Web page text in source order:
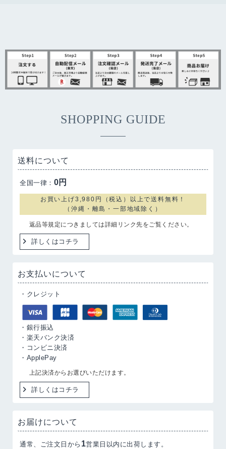
SHOPPING GUIDE
送料について
全国一律： 0円
お買い上げ3,980円（税込）以上で送料無料！
（沖縄・離島・一部地域除く）
返品等規定につきましては詳細リンク先をご覧ください。
詳しくはコチラ
お支払いについて
・クレジット
・銀行振込
・楽天バンク決済
・コンビニ決済
・ApplePay
上記決済からお選びいただけます。
詳しくはコチラ
お届けについて
通常、ご注文日から 1営業日以内に出荷します。